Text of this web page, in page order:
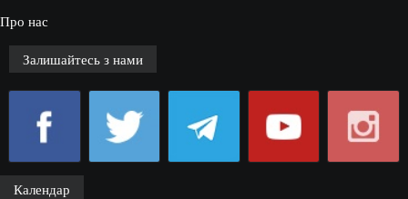
Про нас
Залишайтесь з нами
Календар